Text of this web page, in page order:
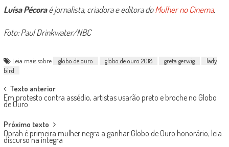
Luísa Pécoraé jornalista, criadora e editora doMulher no Cinema.
Foto: Paul Drinkwater/NBC
Leia mais sobre globo de ouro globo de ouro 2018 greta gerwig
lady
bird
Post
navigation
Texto anterior
Em protesto contra assédio, artistas usarão preto e broche no Globo
de Ouro
Próximo texto
Oprah é primeira mulher negra a ganhar Globo de Ouro honorário; leia
discurso na íntegra